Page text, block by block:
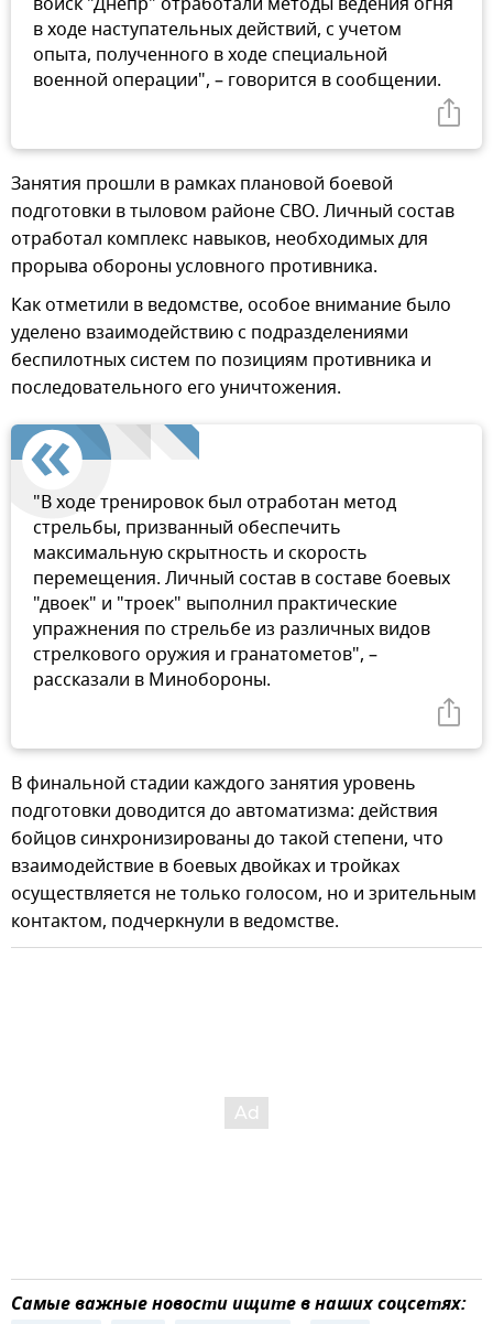
в ходе наступательных действий, с учетом
опыта, полученного в ходе специальной
военной операции", – говорится в сообщении.
Занятия прошли в рамках плановой боевой
подготовки в тыловом районе СВО. Личный состав
отработал комплекс навыков, необходимых для
прорыва обороны условного противника.
Как отметили в ведомстве, особое внимание было
уделено взаимодействию с подразделениями
беспилотных систем по позициям противника и
последовательного его уничтожения.
"В ходе тренировок был отработан метод
стрельбы, призванный обеспечить
максимальную скрытность и скорость
перемещения. Личный состав в составе боевых
"двоек" и "троек" выполнил практические
упражнения по стрельбе из различных видов
стрелкового оружия и гранатометов", –
рассказали в Минобороны.
В финальной стадии каждого занятия уровень
подготовки доводится до автоматизма: действия
бойцов синхронизированы до такой степени, что
взаимодействие в боевых двойках и тройках
осуществляется не только голосом, но и зрительным
контактом, подчеркнули в ведомстве.
Самые важные новости ищите в наших соцсетях: